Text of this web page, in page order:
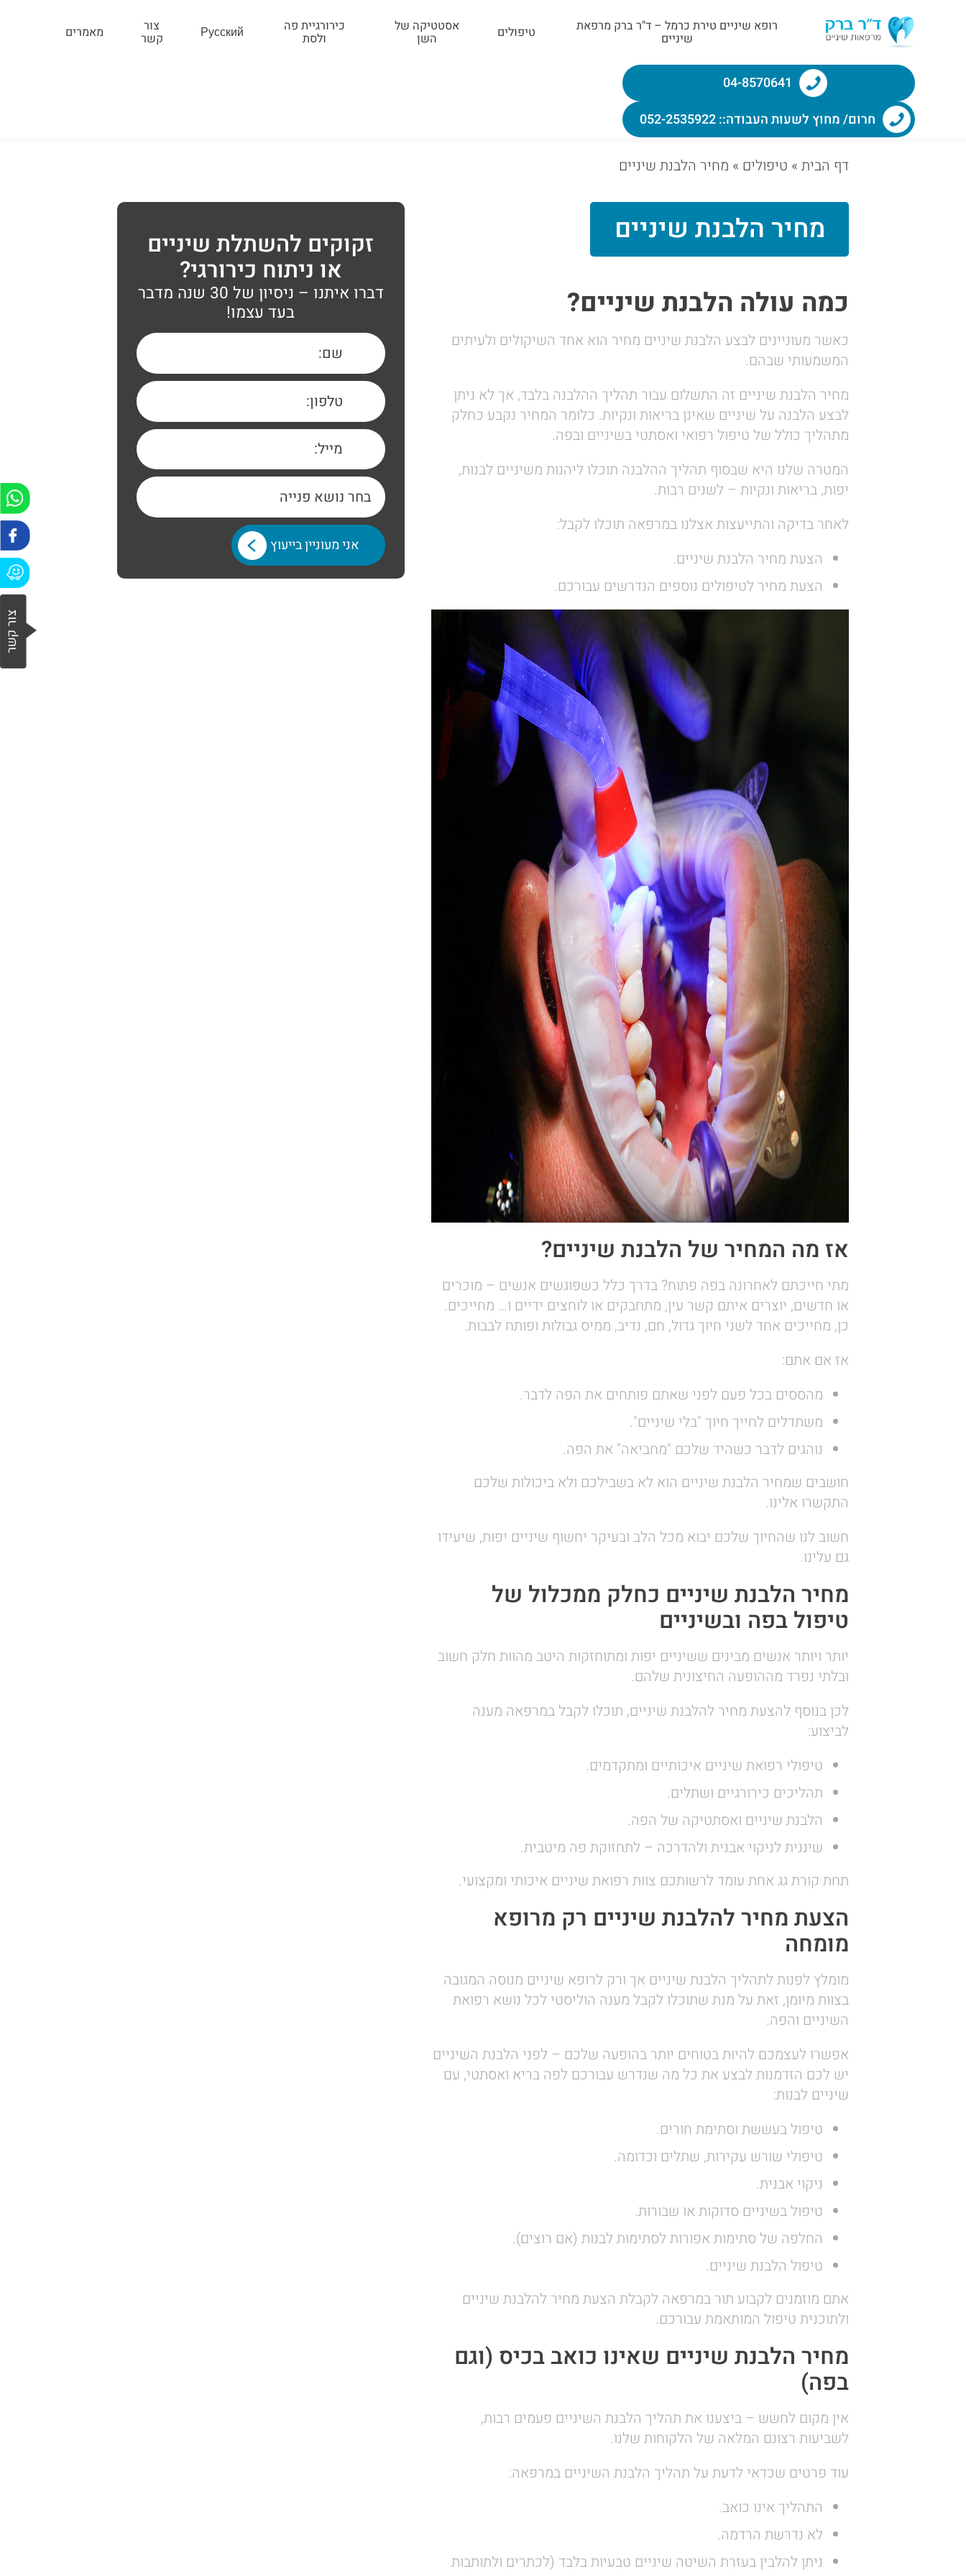
רופא שיניים טירת כרמל – ד"ר ברק מרפאת
שיניים טיפולים אסטטיקה של
השן
כירורגיית פה
ולסת Русский צור
קשר מאמרים
04-8570641
חרום/ מחוץ לשעות העבודה:: 052-2535922
דף הבית» טיפולים » מחיר הלבנת שיניים
מחיר הלבנת שיניים
כמה עולה הלבנת שיניים?
כאשר מעוניינים לבצע הלבנת שיניים מחיר הוא אחד השיקולים ולעיתים
המשמעותי שבהם.
מחיר הלבנת שיניים זה התשלום עבור תהליך ההלבנה בלבד, אך לא ניתן
לבצע הלבנה על שיניים שאינן בריאות ונקיות. כלומר המחיר נקבע כחלק
מתהליך כולל של טיפול רפואי ואסתטי בשיניים ובפה.
המטרה שלנו היא שבסוף תהליך ההלבנה תוכלו ליהנות משיניים לבנות,
יפות, בריאות ונקיות – לשנים רבות.
לאחר בדיקה והתייעצות אצלנו במרפאה תוכלו לקבל:
הצעת מחיר הלבנת שיניים.
הצעת מחיר לטיפולים נוספים הנדרשים עבורכם.
אז מה המחיר של הלבנת שיניים?
מתי חייכתם לאחרונה בפה פתוח? בדרך כלל כשפוגשים אנשים – מוכרים
או חדשים, יוצרים איתם קשר עין, מתחבקים או לוחצים ידיים ו… מחייכים.
כן, מחייכים אחד לשני חיוך גדול, חם, נדיב, ממיס גבולות ופותח לבבות.
אז אם אתם:
מהססים בכל פעם לפני שאתם פותחים את הפה לדבר.
משתדלים לחייך חיוך "בלי שיניים".
נוהגים לדבר כשהיד שלכם "מחביאה" את הפה.
חושבים שמחיר הלבנת שיניים הוא לא בשבילכם ולא ביכולות שלכם
התקשרו אלינו.
חשוב לנו שהחיוך שלכם יבוא מכל הלב ובעיקר יחשוף שיניים יפות, שיעידו
גם עלינו.
מחיר הלבנת שיניים כחלק ממכלול של
טיפול בפה ובשיניים
יותר ויותר אנשים מבינים ששיניים יפות ומתוחזקות היטב מהוות חלק חשוב
ובלתי נפרד מההופעה החיצונית שלהם.
לכן בנוסף להצעת מחיר להלבנת שיניים, תוכלו לקבל במרפאה מענה
לביצוע:
טיפולי רפואת שיניים איכותיים ומתקדמים.
תהליכים כירורגיים ושתלים.
הלבנת שיניים ואסתטיקה של הפה.
שיננית לניקוי אבנית ולהדרכה – לתחזוקת פה מיטבית.
תחת קורת גג אחת עומד לרשותכם צוות רפואת שיניים איכותי ומקצועי.
הצעת מחיר להלבנת שיניים רק מרופא
מומחה
מומלץ לפנות לתהליך הלבנת שיניים אך ורק לרופא שיניים מנוסה המגובה
בצוות מיומן, זאת על מנת שתוכלו לקבל מענה הוליסטי לכל נושא רפואת
השיניים והפה.
אפשרו לעצמכם להיות בטוחים יותר בהופעה שלכם – לפני הלבנת השיניים
יש לכם הזדמנות לבצע את כל מה שנדרש עבורכם לפה בריא ואסתטי, עם
שיניים לבנות:
טיפול בעששת וסתימת חורים.
טיפולי שורש עקירות, שתלים וכדומה.
ניקוי אבנית.
טיפול בשיניים סדוקות או שבורות.
החלפה של סתימות אפורות לסתימות לבנות (אם רוצים).
טיפול הלבנת שיניים.
אתם מוזמנים לקבוע תור במרפאה לקבלת הצעת מחיר להלבנת שיניים
ולתוכנית טיפול המותאמת עבורכם.
מחיר הלבנת שיניים שאינו כואב בכיס (וגם
בפה)
אין מקום לחשש – ביצענו את תהליך הלבנת השיניים פעמים רבות,
לשביעות רצונם המלאה של הלקוחות שלנו.
עוד פרטים שכדאי לדעת על תהליך הלבנת השיניים במרפאה:
התהליך אינו כואב.
לא נדרשת הרדמה.
ניתן להלבין בעזרת השיטה שיניים טבעיות בלבד (לכתרים ולתותבות
זקוקים להשתלת שיניים
או ניתוח כירורגי?
דברו איתנו – ניסיון של 30 שנה מדבר
בעד עצמו!